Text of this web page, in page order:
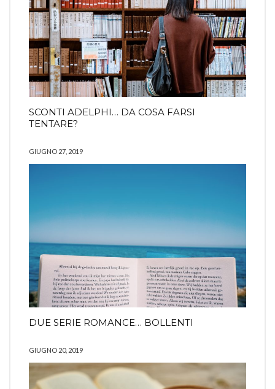
SCONTI ADELPHI… DA COSA FARSI
TENTARE?
GIUGNO 27, 2019
DUE SERIE ROMANCE… BOLLENTI
GIUGNO 20, 2019